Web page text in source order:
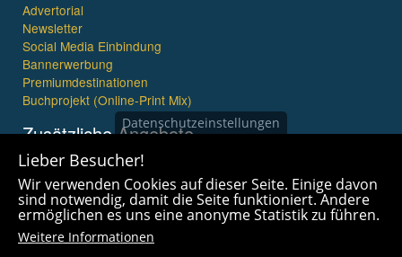
Advertorial
Newsletter
Social Media Einbindung
Bannerwerbung
Premiumdestinationen
Buchprojekt (Online-Print Mix)
Zusätzliche Angebote
Imagefilme und mehr
360° x 360° Fotografie
Datenschutzeinstellungen
Lieber Besucher!
Wir verwenden Cookies auf dieser Seite. Einige davon
sind notwendig, damit die Seite funktioniert. Andere
ermöglichen es uns eine anonyme Statistik zu führen.
Weitere Informationen